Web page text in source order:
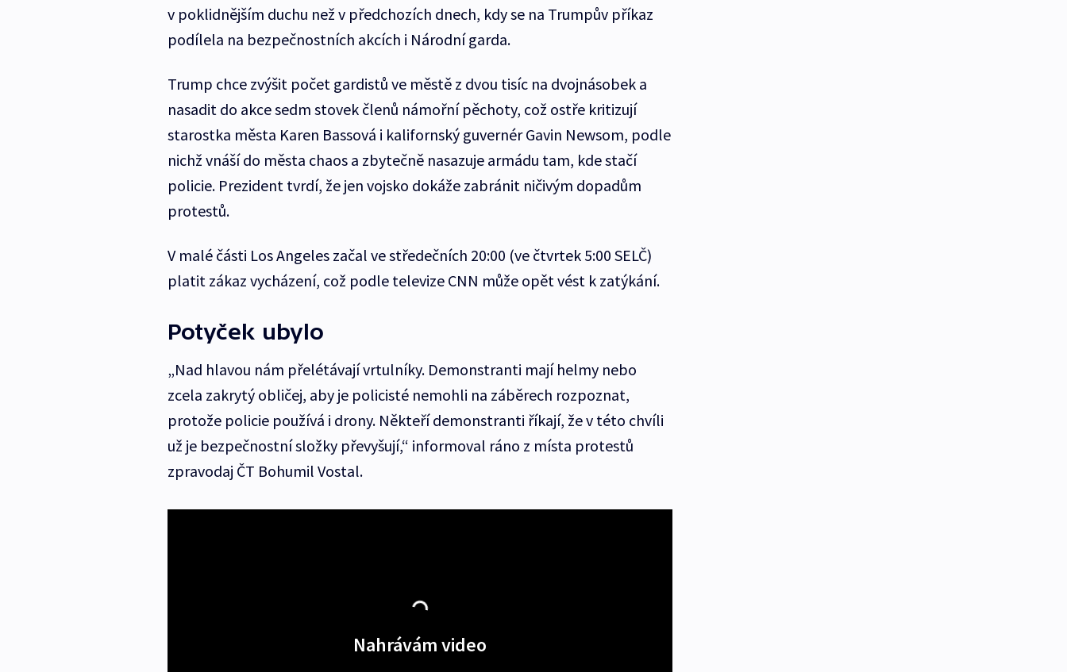
v poklidnějším duchu než v předchozích dnech, kdy se na Trumpův příkaz
podílela na bezpečnostních akcích i Národní garda.
Trump chce zvýšit počet gardistů ve městě z dvou tisíc na dvojnásobek a
nasadit do akce sedm stovek členů námořní pěchoty, což ostře kritizují
starostka města Karen Bassová i kalifornský guvernér Gavin Newsom, podle
nichž vnáší do města chaos a zbytečně nasazuje armádu tam, kde stačí
policie. Prezident tvrdí, že jen vojsko dokáže zabránit ničivým dopadům
protestů.
V malé části Los Angeles začal ve středečních 20:00 (ve čtvrtek 5:00 SELČ)
platit zákaz vycházení, což podle televize CNN může opět vést k zatýkání.
Potyček ubylo
„Nad hlavou nám přelétávají vrtulníky. Demonstranti mají helmy nebo
zcela zakrytý obličej, aby je policisté nemohli na záběrech rozpoznat,
protože policie používá i drony. Někteří demonstranti říkají, že v této chvíli
už je bezpečnostní složky převyšují,“ informoval ráno z místa protestů
zpravodaj ČT Bohumil Vostal.
Nahrávám video